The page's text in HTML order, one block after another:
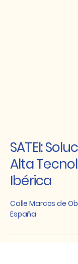
SATEI:
Alta
Ibérica
Calle Marcos de
España